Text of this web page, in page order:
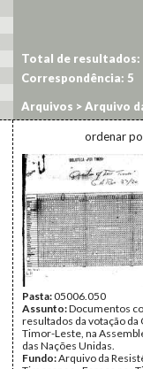
Total de resultados:
Correspondência: 5
Arquivos >Arquivo
ordenar
Pasta:05006.050
Assunto:Documentos
resultados da votação da
Timor-Leste, na
das Nações Unidas.
Fundo:Arquivo da